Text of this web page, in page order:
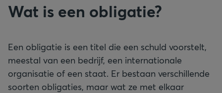
Wat is een obligatie?
Een obligatie is een titel die een schuld voorstelt,
meestal van een bedrijf, een internationale
organisatie of een staat. Er bestaan verschillende
soorten obligaties, maar wat ze met elkaar